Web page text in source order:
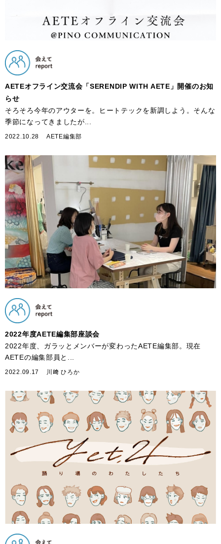
AETEオフライン交流会「SERENDIP WITH AETE」開催のお知
らせ
そろそろ今年のアウターを。ヒートテックを新調しよう。そんな
季節になってきましたが...
2022.10.28 AETE編集部
2022年度AETE編集部座談会
2022年度、ガラッとメンバーが変わったAETE編集部。現在
AETEの編集部員と...
2022.09.17 川﨑 ひろか